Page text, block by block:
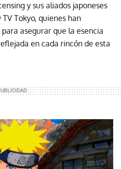
y sus aliados japoneses
Tokyo, quienes han
asegurar que la esencia
en cada rincón de esta